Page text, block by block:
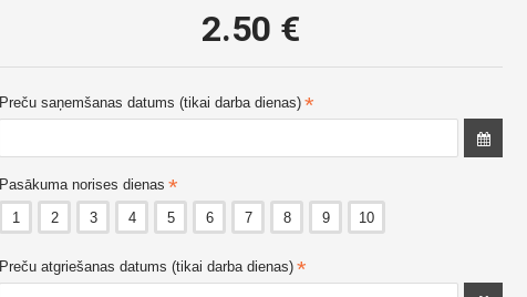
2.50 €
Preču saņemšanas datums (tikai darba dienas)
Pasākuma norises dienas
1
2 3 4 5 6 7 8 9 10
Preču atgriešanas datums (tikai darba dienas)